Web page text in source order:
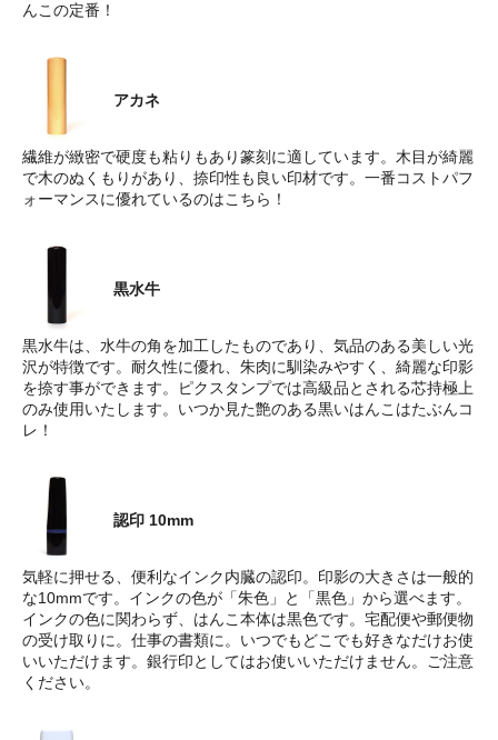
んこの定番！
アカネ
繊維が緻密で硬度も粘りもあり篆刻に適しています。木目が綺麗
で木のぬくもりがあり、捺印性も良い印材です。一番コストパフ
ォーマンスに優れているのはこちら！
黒水牛
黒水牛は、水牛の角を加工したものであり、気品のある美しい光
沢が特徴です。耐久性に優れ、朱肉に馴染みやすく、綺麗な印影
を捺す事ができます。ピクスタンプでは高級品とされる芯持極上
のみ使用いたします。いつか見た艶のある黒いはんこはたぶんコ
レ！
認印 10mm
気軽に押せる、便利なインク内臓の認印。印影の大きさは一般的
な10mmです。インクの色が「朱色」と「黒色」から選べます。
インクの色に関わらず、はんこ本体は黒色です。宅配便や郵便物
の受け取りに。仕事の書類に。いつでもどこでも好きなだけお使
いいただけます。銀行印としてはお使いいただけません。ご注意
ください。